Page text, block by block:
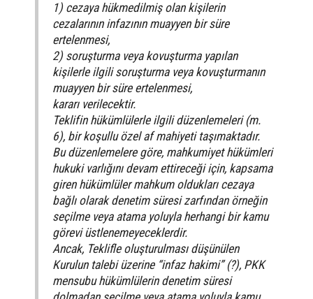
1) cezaya hükmedilmiş olan kişilerin
cezalarının infazının muayyen bir süre
ertelenmesi,
2) soruşturma veya kovuşturma yapılan
kişilerle ilgili soruşturma veya kovuşturmanın
muayyen bir süre ertelenmesi,
kararı verilecektir.
Teklifin hükümlülerle ilgili düzenlemeleri (m.
6), bir koşullu özel af mahiyeti taşımaktadır.
Bu düzenlemelere göre, mahkumiyet hükümleri
hukuki varlığını devam ettireceği için, kapsama
giren hükümlüler mahkum oldukları cezaya
bağlı olarak denetim süresi zarfından örneğin
seçilme veya atama yoluyla herhangi bir kamu
görevi üstlenemeyeceklerdir.
Ancak, Teklifle oluşturulması düşünülen
Kurulun talebi üzerine “infaz hakimi” (?), PKK
mensubu hükümlülerin denetim süresi